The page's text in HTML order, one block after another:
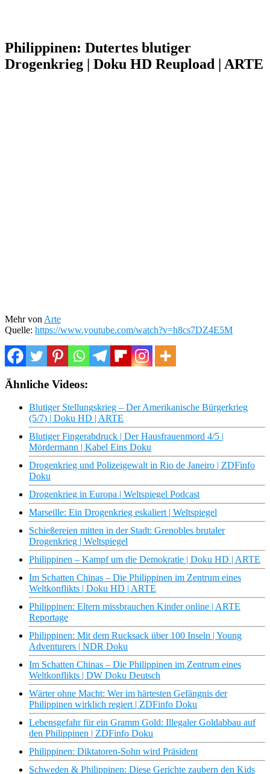
Philippinen: Dutertes blutiger
Drogenkrieg | Doku HD Reupload | ARTE
Mehr von Arte
Quelle: https://www.youtube.com/watch?v=h8cs7DZ4E5M
Ähnliche Videos:
Blutiger Stellungskrieg – Der Amerikanische Bürgerkrieg
(5/7) | Doku HD | ARTE
Blutiger Fingerabdruck | Der Hausfrauenmord 4/5 |
Mördermann | Kabel Eins Doku
Drogenkrieg und Polizeigewalt in Rio de Janeiro | ZDFinfo
Doku
Drogenkrieg in Europa | Weltspiegel Podcast
Marseille: Ein Drogenkrieg eskaliert | Weltspiegel
Schießereien mitten in der Stadt: Grenobles brutaler
Drogenkrieg | Weltspiegel
Philippinen – Kampf um die Demokratie | Doku HD | ARTE
Im Schatten Chinas – Die Philippinen im Zentrum eines
Weltkonflikts | Doku HD | ARTE
Philippinen: Eltern missbrauchen Kinder online | ARTE
Reportage
Philippinen: Mit dem Rucksack über 100 Inseln | Young
Adventurers | NDR Doku
Im Schatten Chinas – Die Philippinen im Zentrum eines
Weltkonflikts | DW Doku Deutsch
Wärter ohne Macht: Wer im härtesten Gefängnis der
Philippinen wirklich regiert | ZDFinfo Doku
Lebensgefahr für ein Gramm Gold: Illegaler Goldabbau auf
den Philippinen | ZDFinfo Doku
Philippinen: Diktatoren-Sohn wird Präsident
Schweden & Philippinen: Diese Gerichte zaubern den Kids